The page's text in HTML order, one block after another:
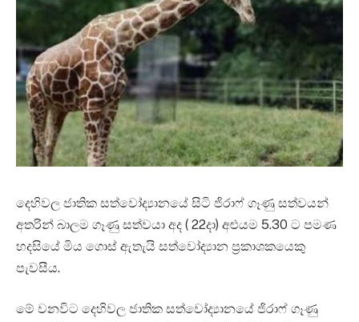
දෙහිවල ජාතික සත්වෝද්‍යානයේ සිටි ජිරාෆ් ගෑණු සත්වයන්
අතරින් බාලම ගෑණු සත්වයා අද ( 22දා) අළුයම 5.30 ට පමණ
හදසියේ මිය ගොස් ඇතැයි සත්වෝද්‍යාන ප්‍රකාශකයෙකු
පැවසීය.
මේ වනවිට දෙහිවල ජාතික සත්වෝද්‍යානයේ ජිරාෆ් ගෑණු